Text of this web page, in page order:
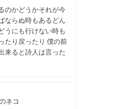
のかどうかそれが今
ならぬ時もあるどん
うにも行けない時も
たり戻ったり 僕の前
来ると詩人は言った
ネコ